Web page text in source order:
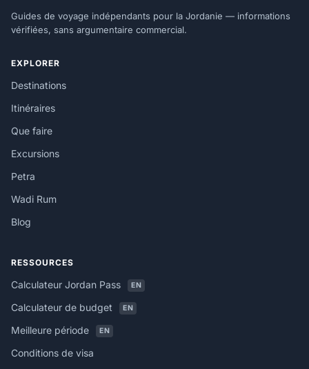
Guides de voyage indépendants pour la Jordanie — informations
vérifiées, sans argumentaire commercial.
EXPLORER
Destinations
Itinéraires
Que faire
Excursions
Petra
Wadi Rum
Blog
RESSOURCES
Calculateur Jordan Pass EN
Calculateur de budget EN
Meilleure période EN
Conditions de visa